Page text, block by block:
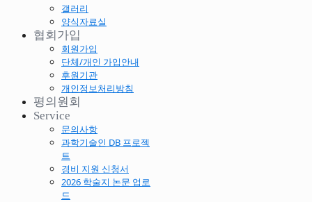
갤러리
양식자료실
협회가입
회원가입
단체/개인 가입안내
후원기관
개인정보처리방침
평의원회
Service
문의사항
과학기술인 DB 프로젝
트
경비 지원 신청서
2026 학술지 논문 업로
드